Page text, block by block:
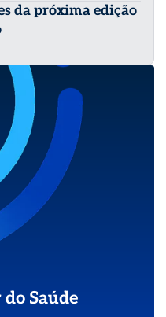
da próxima edição
Saúde